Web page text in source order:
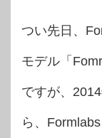
つい先日、
モデル「
ですが、
ら、